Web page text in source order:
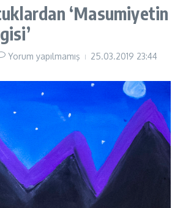
‘Masumiyetin
Yorum yapılmamış 25.03.2019 23:44